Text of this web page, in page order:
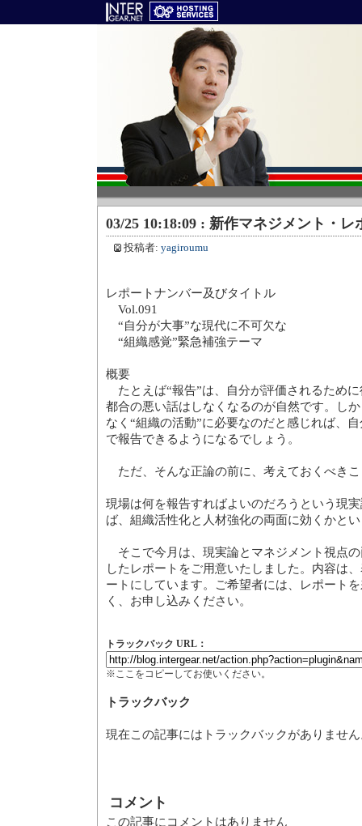
03/25 10:18:09 : 新作マネジメント・レ
投稿者: yagiroumu
レポートナンバー及びタイトル
Vol.091
“自分が大事”な現代に不可欠な
“組織感覚”緊急補強テーマ
概要
たとえば“報告”は、自分が評価されるため
都合の悪い話はしなくなるのが自然です。し
なく“組織の活動”に必要なのだと感じれば、
で報告できるようになるでしょう。
ただ、そんな正論の前に、考えておくべき
現場は何を報告すればよいのだろうという現
ば、組織活性化と人材強化の両面に効くかと
そこで今月は、現実論とマネジメント視点
したレポートをご用意いたしました。内容は
ートにしています。ご希望者には、レポート
く、お申し込みください。
トラックバック URL：
※ここをコピーしてお使いください。
トラックバック
現在この記事にはトラックバックがありませ
コメント
この記事にコメントはありません